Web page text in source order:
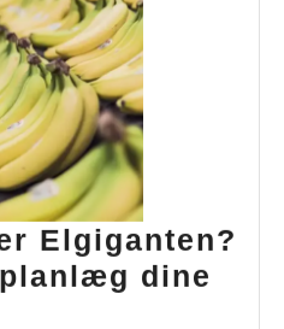
Elgiganten?
dine